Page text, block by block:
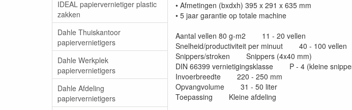
IDEAL papiervernietiger plastic
zakken
Dahle Thuiskantoor
papiervernietigers
Dahle Werkplek
papiervernietigers
Dahle Afdeling
papiervernietigers
• Afmetingen (bxdxh) 395 x 291 x 635 mm
• 5 jaar garantie op totale machine
Aantal vellen 80 g-m2 11 - 20 vellen
Snelheid/productiviteit per minuut 40 - 100 vellen
Snippers/stroken Snippers (4x40 mm)
DIN 66399 vernietigingsklasse P - 4 (kleine
Invoerbreedte 220 - 250 mm
Opvangvolume 31 - 50 liter
Toepassing Kleine afdeling